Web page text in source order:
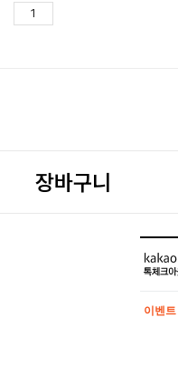
장바구니
이벤트